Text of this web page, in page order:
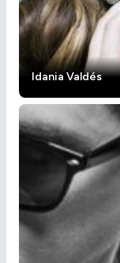
Idania Valdés